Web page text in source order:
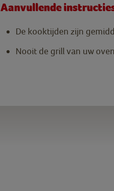
Aanvullende
De kooktijden zijn
Nooit de grill van uw